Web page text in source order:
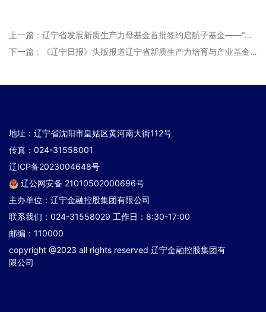
上一篇： 辽宁省发展新质生产力母基金首批签约启航子基金——“辽宁中天辽科数字智能创业投资基金”、“辽宁省辽盛智新股权投资基金完成中基协备案
下一篇：
《辽宁日报》头版报道辽宁省新质生产力培育与产业基金设立成果——《辽宁省发展新质生产力母基金完成重要布局 多个子基金在中基协成功备案》
地址：辽宁省沈阳市皇姑区黄河南大街112号
传真：024-31558001
辽ICP备2023004648号
辽公网安备 21010502000696号
主办单位：辽宁金融控股集团有限公司
联系我们：024-31558029 工作日：8:30-17:00
邮编：110000
copyright @2023 all rights reserved 辽宁金融控股集团有
限公司